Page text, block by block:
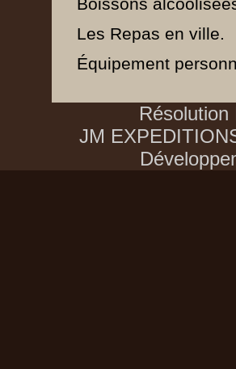
Boissons
Les Repas en ville.
Équipement
Résolution
JM